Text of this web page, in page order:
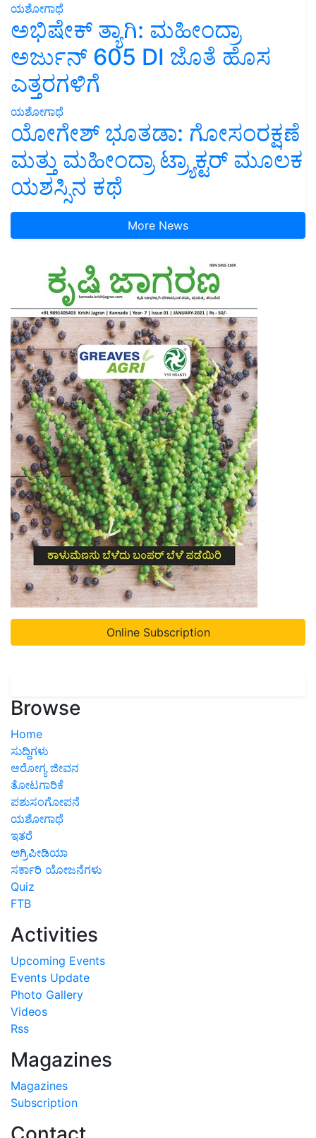
ಯಶೋಗಾಥೆ
ಅಭಿಷೇಕ್ ತ್ಯಾಗಿ: ಮಹೀಂದ್ರಾ
ಅರ್ಜುನ್ 605 DI ಜೊತೆ ಹೊಸ
ಎತ್ತರಗಳಿಗೆ
ಯಶೋಗಾಥೆ
ಯೋಗೇಶ್ ಭೂತಡಾ: ಗೋಸಂರಕ್ಷಣೆ
ಮತ್ತು ಮಹೀಂದ್ರಾ ಟ್ರ್ಯಾಕ್ಟರ್ ಮೂಲಕ
ಯಶಸ್ಸಿನ ಕಥೆ
More News
Online Subscription
Browse
Home
ಸುದ್ದಿಗಳು
ಆರೋಗ್ಯ ಜೀವನ
ತೋಟಗಾರಿಕೆ
ಪಶುಸಂಗೋಪನೆ
ಯಶೋಗಾಥೆ
ಇತರೆ
ಅಗ್ರಿಪೀಡಿಯಾ
ಸರ್ಕಾರಿ ಯೋಜನೆಗಳು
Quiz
FTB
Activities
Upcoming Events
Events Update
Photo Gallery
Videos
Rss
Magazines
Magazines
Subscription